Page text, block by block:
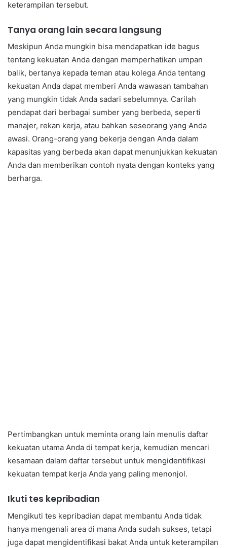
keterampilan tersebut.
Tanya orang lain secara langsung
Meskipun Anda mungkin bisa mendapatkan ide bagus
tentang kekuatan Anda dengan memperhatikan umpan
balik, bertanya kepada teman atau kolega Anda tentang
kekuatan Anda dapat memberi Anda wawasan tambahan
yang mungkin tidak Anda sadari sebelumnya. Carilah
pendapat dari berbagai sumber yang berbeda, seperti
manajer, rekan kerja, atau bahkan seseorang yang Anda
awasi. Orang-orang yang bekerja dengan Anda dalam
kapasitas yang berbeda akan dapat menunjukkan kekuatan
Anda dan memberikan contoh nyata dengan konteks yang
berharga.
Pertimbangkan untuk meminta orang lain menulis daftar
kekuatan utama Anda di tempat kerja, kemudian mencari
kesamaan dalam daftar tersebut untuk mengidentifikasi
kekuatan tempat kerja Anda yang paling menonjol.
Ikuti tes kepribadian
Mengikuti tes kepribadian dapat membantu Anda tidak
hanya mengenali area di mana Anda sudah sukses, tetapi
juga dapat mengidentifikasi bakat Anda untuk keterampilan